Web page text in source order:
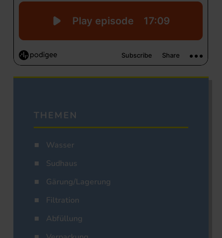
THEMEN
Wasser
Sudhaus
Gärung/Lagerung
Filtration
Abfüllung